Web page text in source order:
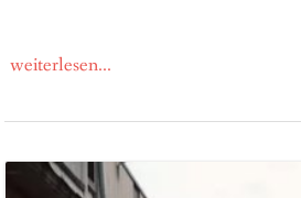
weiterlesen...